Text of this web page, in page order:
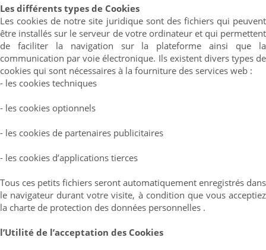
Les différents types de Cookies
Les cookies de notre site juridique sont des fichiers qui peuvent
être installés sur le serveur de votre ordinateur et qui permettent
de faciliter la navigation sur la plateforme ainsi que la
communication par voie électronique. Ils existent divers types de
cookies qui sont nécessaires à la fourniture des services web :
- les cookies techniques
- les cookies optionnels
- les cookies de partenaires publicitaires
- les cookies d’applications tierces
Tous ces petits fichiers seront automatiquement enregistrés dans
le navigateur durant votre visite, à condition que vous acceptiez
la charte de protection des données personnelles .
l’Utilité de l’acceptation des Cookies